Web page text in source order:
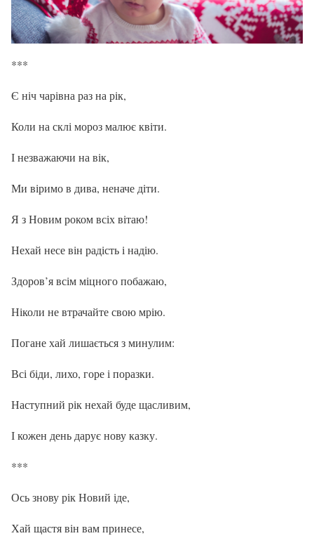
***
Є ніч чарівна раз на рік,
Коли на склі мороз малює квіти.
І незважаючи на вік,
Ми віримо в дива, неначе діти.
Я з Новим роком всіх вітаю!
Нехай несе він радість і надію.
Здоров’я всім міцного побажаю,
Ніколи не втрачайте свою мрію.
Погане хай лишається з минулим:
Всі біди, лихо, горе і поразки.
Наступний рік нехай буде щасливим,
І кожен день дарує нову казку.
***
Ось знову рік Новий іде,
Хай щастя він вам принесе,